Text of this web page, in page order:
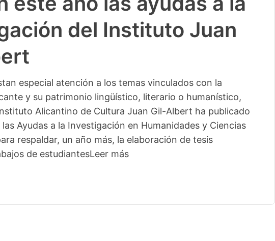
del Instituto Juan
especial atención a los temas vinculados con la
y su patrimonio lingüístico, literario o humanístico,
Alicantino de Cultura Juan Gil-Albert ha publicado
Ayudas a la Investigación en Humanidades y Ciencias
respaldar, un año más, la elaboración de tesis
de estudiantesLeer más